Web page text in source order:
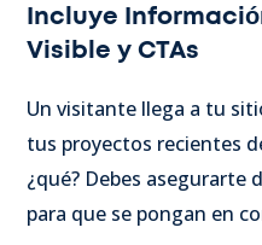
Incluye
Visible y CTAs
Un visitante llega a tu
tus proyectos recientes
¿qué? Debes asegurarte
para que se pongan en